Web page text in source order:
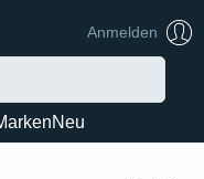
Anmelden
Neu